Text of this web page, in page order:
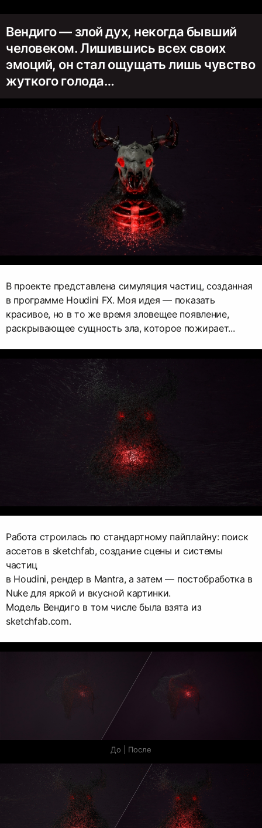
Вендиго — злой дух, некогда бывший
человеком. Лишившись всех своих
эмоций, он стал ощущать лишь чувство
жуткого голода…
В проекте представлена симуляция частиц, созданная
в программе Houdini FX. Моя идея — показать
красивое, но в то же время зловещее появление,
раскрывающее сущность зла, которое пожирает...
Работа строилась по стандартному пайплайну: поиск
ассетов в sketchfab, создание сцены и системы
частиц
в Houdini, рендер в Mantra, а затем — постобработка в
Nuke для яркой и вкусной картинки.
Модель Вендиго в том числе была взята из
sketchfab.com.
До | После